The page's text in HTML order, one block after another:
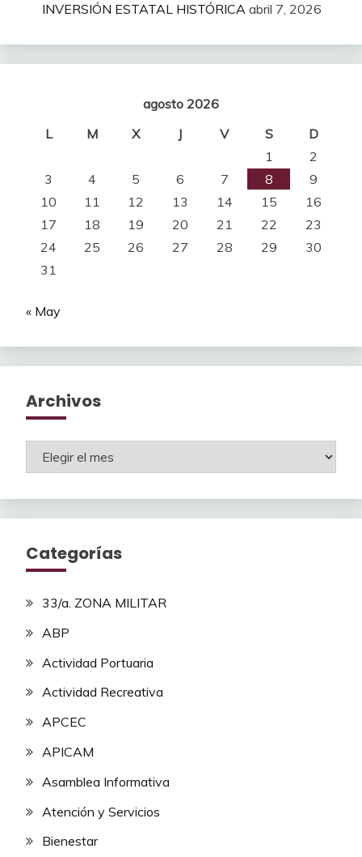
INVERSIÓN ESTATAL HISTÓRICA abril 7, 2026
agosto 2026
L
M X J V S
D
1
2
3
4 5 6 7 8
9
10
11 12 13 14 15
16
17
18 19 20 21 22
23
24
25 26 27 28 29
30
31
« May
Archivos
Archivos
Categorías
33/a. ZONA MILITAR
ABP
Actividad Portuaria
Actividad Recreativa
APCEC
APICAM
Asamblea Informativa
Atención y Servicios
Bienestar